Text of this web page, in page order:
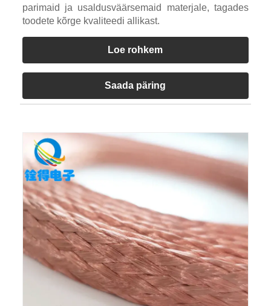
parimaid ja usaldusväärsemaid materjale, tagades
toodete kõrge kvaliteedi allikast.
Loe rohkem
Saada päring